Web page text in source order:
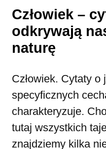
Człowiek –
odkrywają
naturę
Człowiek. Cytaty o
specyficznych
charakteryzuje.
tutaj wszystkich
znajdziemy kilka